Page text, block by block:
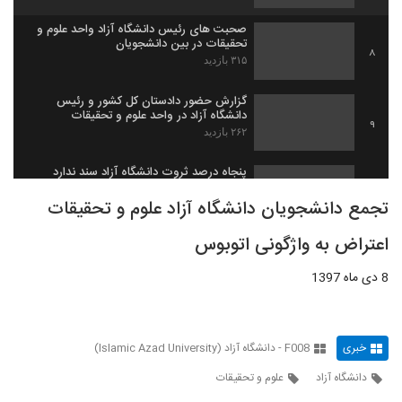
8
صحبت های رئیس دانشگاه آزاد واحد علوم و
تحقیقات در بین دانشجویان
۳۱۵ بازدید
9
گزارش حضور دادستان کل کشور و رئیس
دانشگاه آزاد در واحد علوم و تحقیقات
۲۶۲ بازدید
پنجاه درصد ثروت دانشگاه آزاد سند ندارد
رابطه دانشگاه آزاد و وزارت علوم و قانون
12
تحقیق و تفحص مجلس از دانشگاه آزاد بخش
تجمع دانشجویان دانشگاه آزاد علوم و تحقیقات
اعتراض به واژگونی اتوبوس
8 دی ماه 1397
خبری
F008 - دانشگاه آزاد (Islamic Azad University)
دانشگاه آزاد
علوم و تحقیقات